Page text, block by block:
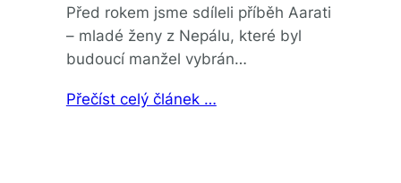
Před rokem jsme sdíleli příběh Aarati
– mladé ženy z Nepálu, které byl
budoucí manžel vybrán…
Přečíst celý článek …